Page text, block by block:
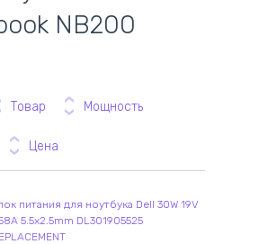
NB200
Товар Мощность
Цена
питания для ноутбука Dell 30W 19V
5.5x2.5mm DL301905525